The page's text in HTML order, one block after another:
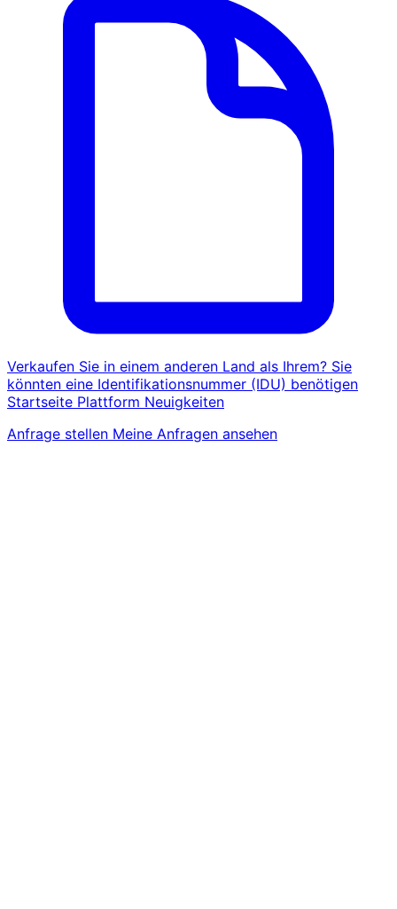
Verkaufen Sie in einem anderen Land als Ihrem? Sie
könnten eine Identifikationsnummer (IDU) benötigen
Startseite Plattform Neuigkeiten
Anfrage stellen Meine Anfragen ansehen